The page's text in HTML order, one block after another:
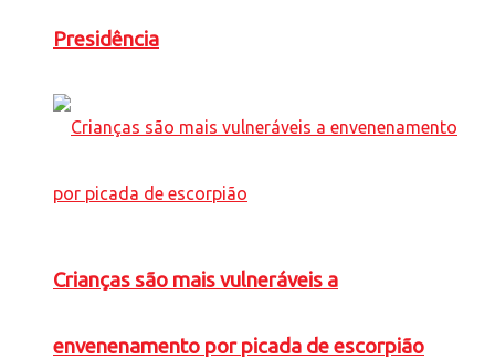
Presidência
Crianças são mais vulneráveis a
envenenamento por picada de escorpião